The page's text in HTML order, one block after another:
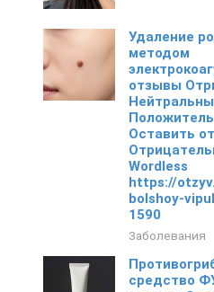
Удаление
методом
отзывы
Оставить
Wordless
https://
bolshoy-
1590
Заболевания
средство